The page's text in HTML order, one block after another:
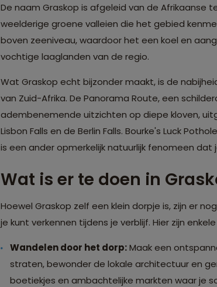
De naam Graskop is afgeleid van de Afrikaanse
weelderige groene valleien die het gebied
boven zeeniveau, waardoor het een koel en
vochtige laaglanden van de regio.
Wat Graskop echt bijzonder maakt, is de
van Zuid-Afrika. De Panorama Route, een
adembenemende uitzichten op diepe kloven,
Lisbon Falls en de Berlin Falls. Bourke's Luck
is een ander opmerkelijk natuurlijk fenomeen dat
Wat is er te doen in
Hoewel Graskop zelf een klein dorpje is, zijn er
je kunt verkennen tijdens je verblijf. Hier zijn
Wandelen door het dorp:Maak een
straten, bewonder de lokale architectuur en
boetiekjes en ambachtelijke markten waar je